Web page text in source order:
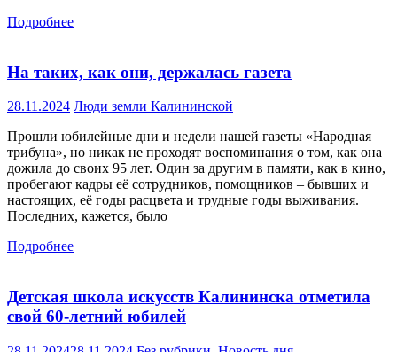
Подробнее
На таких, как они, держалась газета
28.11.2024 Люди земли Калининской
Прошли юбилейные дни и недели нашей газеты «Народная
трибуна», но никак не проходят воспоминания о том, как она
дожила до своих 95 лет. Один за другим в памяти, как в кино,
пробегают кадры её сотрудников, помощников – бывших и
настоящих, её годы расцвета и трудные годы выживания.
Последних, кажется, было
Подробнее
Детская школа искусств Калининска отметила
свой 60-летний юбилей